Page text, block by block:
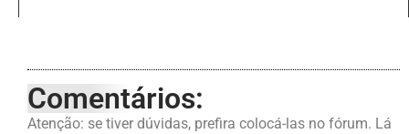
Comentários:
Atenção: se tiver dúvidas, prefira colocá-las no fórum. Lá